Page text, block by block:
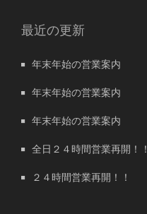
最近の更新
年末年始の営業案内
年末年始の営業案内
年末年始の営業案内
全日２４時間営業再開！！
２４時間営業再開！！